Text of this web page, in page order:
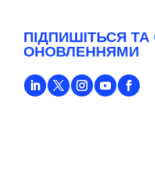
ПІДПИШІТЬСЯ
ОНОВЛЕННЯМИ